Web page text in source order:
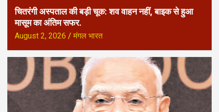
चितरंगी अस्पताल की बड़ी चूक: शव वाहन नहीं, बाइक से हुआ
मासूम का अंतिम सफर.
August 2, 2026 मंगल भारत